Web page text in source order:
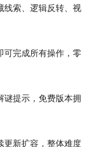
线索、逻辑反转、视
可完成所有操作，零
提示， 免费版本拥
更新扩容，整体难度